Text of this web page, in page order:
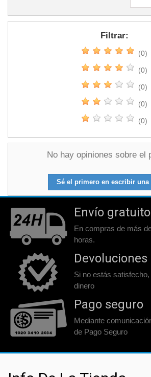
Filtrar:
(0)
(0)
(0)
(0)
(0)
No hay opiniones sobre el
Sé el primero en escribir una
Envío gratuito
En compras de más
horas.
Devoluciones
Si no estás
dinero
Pago seguro
Mediante
de Pago Seguro